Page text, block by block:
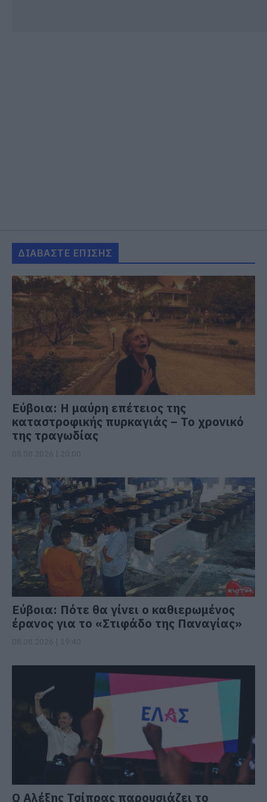
ΔΙΑΒΑΣΤΕ ΕΠΙΣΗΣ
Εύβοια: Η μαύρη επέτειος της
καταστροφικής πυρκαγιάς – Το χρονικό
της τραγωδίας
Εύβοια: Πότε θα γίνει ο καθιερωμένος
έρανος για το «Στιφάδο της Παναγίας»
Ο Αλέξης Τσίπρας παρουσιάζει το